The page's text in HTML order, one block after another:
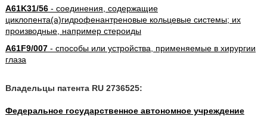
A61K31/56- соединения, содержащие
циклопента(а)гидрофенантреновые кольцевые системы; их
производные, например стероиды
A61F9/007- способы или устройства, применяемые в хирургии
глаза
Владельцы патента RU 2736525:
Федеральное государственное автономное учреждение